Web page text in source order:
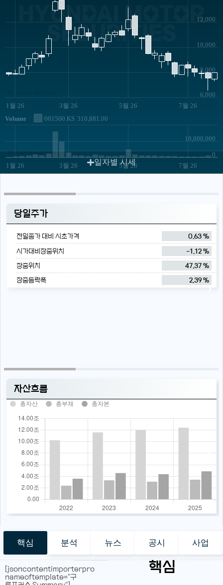
HYUNDAI MOTOR
SECURITIES
1월 26 3월 26 5월 26 7월 26
6,000
8,000
10,000
12,000
Volume 001500.KS 310,881.00
1월 26 3월 26 5월 26 7월 26
0
10,000,000
JS chart by amCharts
일자별 시세
당일주가
전일종가 대비 시초가격
0.63 %
시가대비장중위치
-1.12 %
장중위치
47.37 %
장중등락폭
2.39 %
자산흐름
총자산 총부채 총자본
핵심 분석 뉴스 공시 사업
핵심
[jsoncontentimporterpro
nameoftemplate="구